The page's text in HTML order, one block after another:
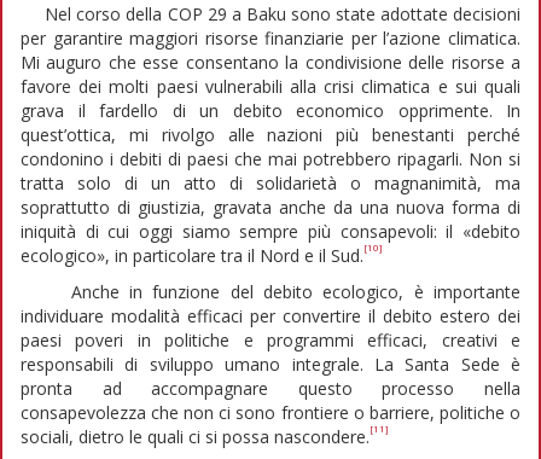
Nel corso della COP 29 a Baku sono state adottate decisioni
per garantire maggiori risorse finanziarie per l’azione climatica.
Mi auguro che esse consentano la condivisione delle risorse a
favore dei molti paesi vulnerabili alla crisi climatica e sui quali
grava il fardello di un debito economico opprimente. In
quest’ottica, mi rivolgo alle nazioni più benestanti perché
condonino i debiti di paesi che mai potrebbero ripagarli. Non si
tratta solo di un atto di solidarietà o magnanimità, ma
soprattutto di giustizia, gravata anche da una nuova forma di
iniquità di cui oggi siamo sempre più consapevoli: il «debito
ecologico», in particolare tra il Nord e il Sud. [10]
Anche in funzione del debito ecologico, è importante
individuare modalità efficaci per convertire il debito estero dei
paesi poveri in politiche e programmi efficaci, creativi e
responsabili di sviluppo umano integrale. La Santa Sede è
pronta ad accompagnare questo processo nella
consapevolezza che non ci sono frontiere o barriere, politiche o
sociali, dietro le quali ci si possa nascondere. [11]